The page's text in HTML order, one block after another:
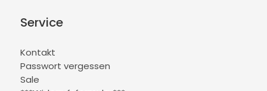
Service
Kontakt
Passwort vergessen
Sale